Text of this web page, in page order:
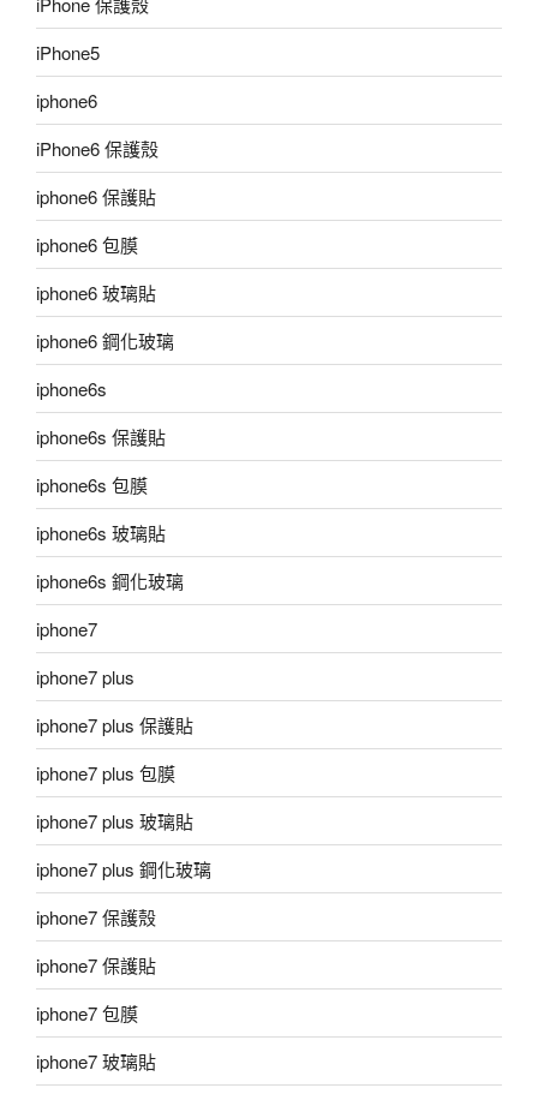
iPhone5
iphone6
iPhone6 保護殼
iphone6 保護貼
iphone6 包膜
iphone6 玻璃貼
iphone6 鋼化玻璃
iphone6s
iphone6s 保護貼
iphone6s 包膜
iphone6s 玻璃貼
iphone6s 鋼化玻璃
iphone7
iphone7 plus
iphone7 plus 保護貼
iphone7 plus 包膜
iphone7 plus 玻璃貼
iphone7 plus 鋼化玻璃
iphone7 保護殼
iphone7 保護貼
iphone7 包膜
iphone7 玻璃貼